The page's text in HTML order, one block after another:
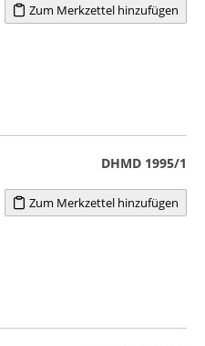
Zum Merkzettel hinzufügen
DHMD 1995/1
Zum Merkzettel hinzufügen